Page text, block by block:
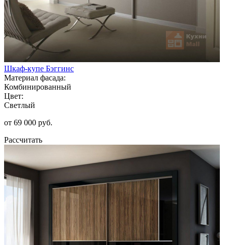
Шкаф-купе Бэггинс
Материал фасада:
Комбинированный
Цвет:
Светлый
от 69 000 руб.
Рассчитать